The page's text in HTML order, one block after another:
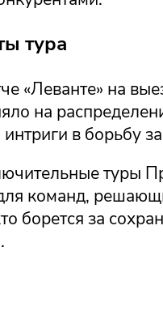
тура
«Леванте» на
на
в борьбу
туры
команд,
борется за